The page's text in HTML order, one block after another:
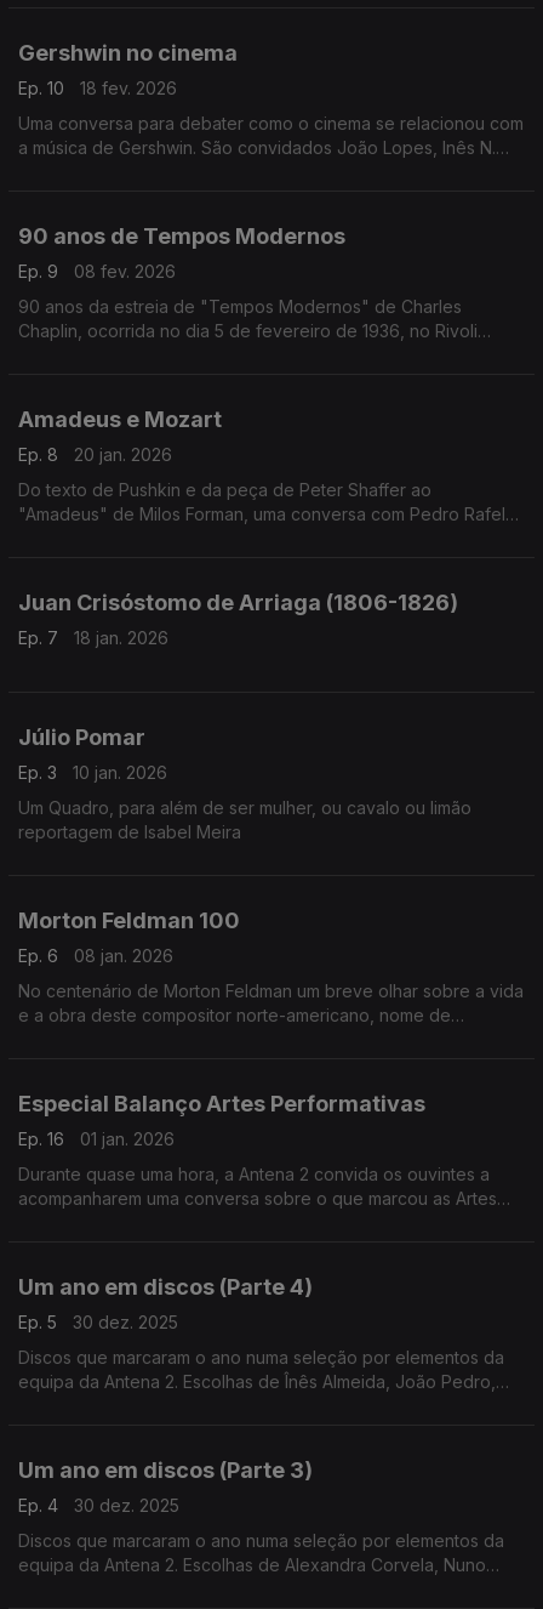
Gershwin no cinema
Ep. 10
18 fev. 2026
Uma conversa para debater como o cinema se relacionou com
a música de Gershwin. São convidados João Lopes, Inês N.
90 anos de Tempos Modernos
Ep. 9
08 fev. 2026
90 anos da estreia de "Tempos Modernos" de Charles
Chaplin, ocorrida no dia 5 de fevereiro de 1936, no Rivoli
Amadeus e Mozart
Ep. 8
20 jan. 2026
Do texto de Pushkin e da peça de Peter Shaffer ao
"Amadeus" de Milos Forman, uma conversa com Pedro Rafel
Juan Crisóstomo de Arriaga (1806-1826)
Ep. 7 18 jan. 2026
Júlio Pomar
Ep. 3
10 jan. 2026
Um Quadro, para além de ser mulher, ou cavalo ou limão
reportagem de Isabel Meira
Morton Feldman 100
Ep. 6
08 jan. 2026
No centenário de Morton Feldman um breve olhar sobre a vida
e a obra deste compositor norte-americano, nome de
Especial Balanço Artes Performativas
Ep. 16
01 jan. 2026
Durante quase uma hora, a Antena 2 convida os ouvintes a
acompanharem uma conversa sobre o que marcou as Artes
Um ano em discos (Parte 4)
Ep. 5
30 dez. 2025
Discos que marcaram o ano numa seleção por elementos da
equipa da Antena 2. Escolhas de Înês Almeida, João Pedro,
Um ano em discos (Parte 3)
Ep. 4
30 dez. 2025
Discos que marcaram o ano numa seleção por elementos da
equipa da Antena 2. Escolhas de Alexandra Corvela, Nuno